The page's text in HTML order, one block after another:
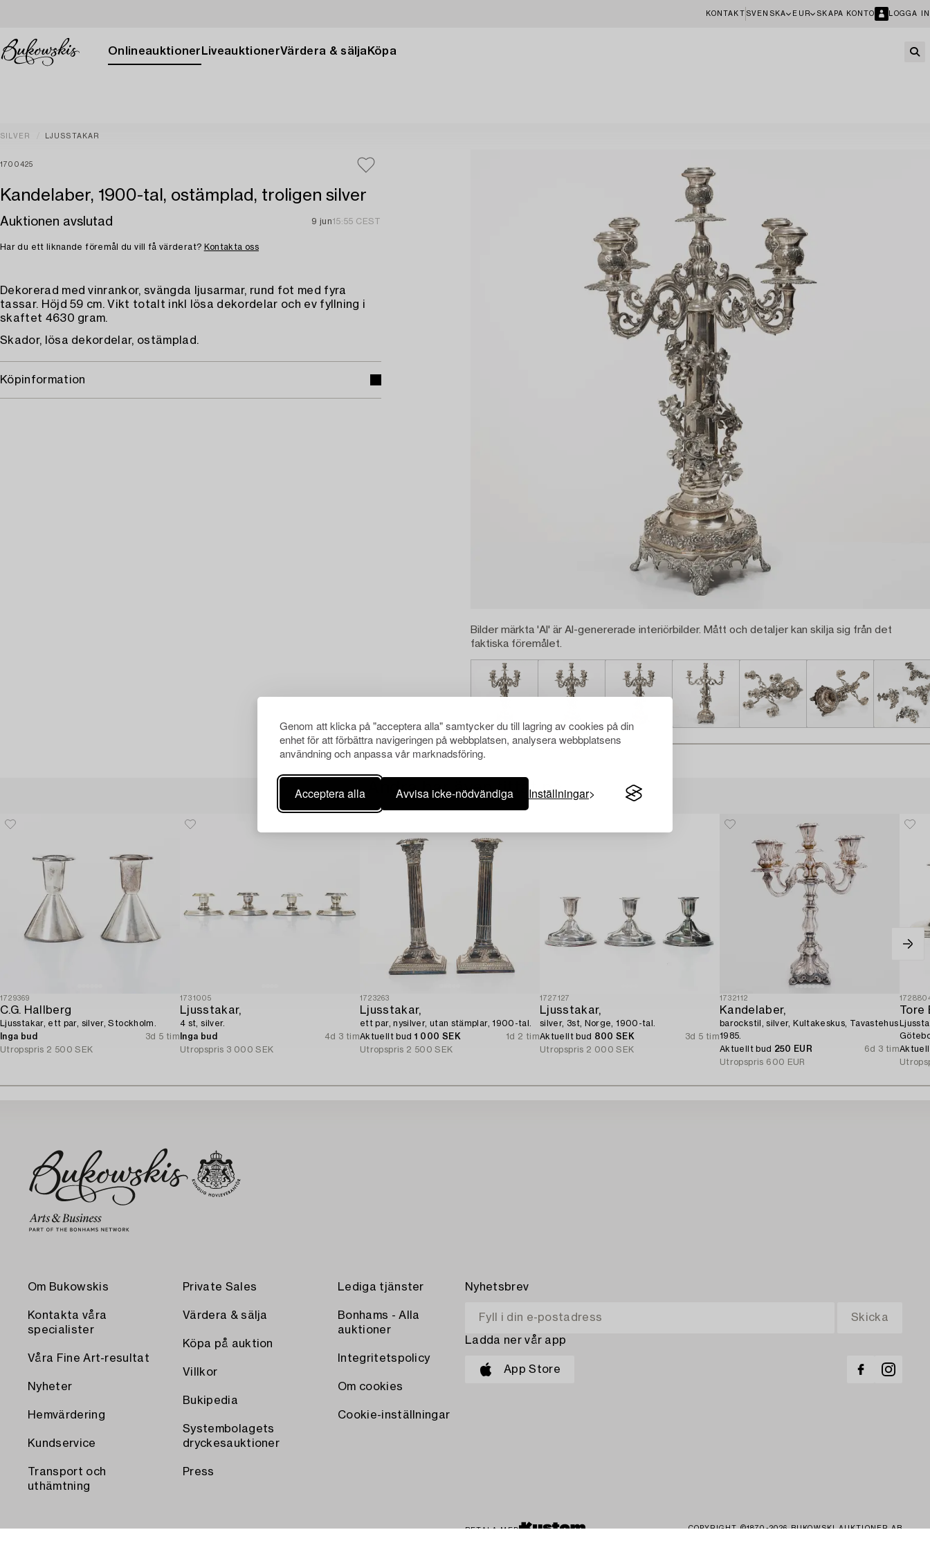
Genom att klicka på "acceptera alla" samtycker du till lagring av cookies på din
enhet för att förbättra navigeringen på webbplatsen, analysera webbplatsens
användning och anpassa vår marknadsföring.
Acceptera alla Avvisa icke-nödvändiga Inställningar
KONTAKT SVENSKA EUR SKAPA KONTO LOGGA IN
Onlineauktioner LiveauktionerVärdera & sälja Köpa
SILVER LJUSSTAKAR
1700425
Kandelaber, 1900-tal, ostämplad, troligen silver
Auktionen avslutad 9 jun15:55 CEST
Har du ett liknande föremål du vill få värderat? Kontakta oss
Dekorerad med vinrankor, svängda ljusarmar, rund fot med fyra
tassar. Höjd 59 cm. Vikt totalt inkl lösa dekordelar och ev fyllning i
skaftet 4630 gram.
Skador, lösa dekordelar, ostämplad.
Köpinformation
Bilder märkta 'AI' är AI-genererade interiörbilder. Mått och detaljer kan skilja sig från det
faktiska föremålet.
Andra har även tittat på
1729369
C.G. Hallberg
Ljusstakar, ett par, silver, Stockholm.
Inga bud
3d 5 tim
Utropspris 2 500 SEK
1731005
Ljusstakar,
4 st, silver.
Inga bud
4d 3 tim
Utropspris 3 000 SEK
1723263
Ljusstakar,
ett par, nysilver, utan stämplar, 1900-tal.
Aktuellt bud 1 000 SEK
1d 2 tim
Utropspris 2 500 SEK
1727127
Ljusstakar,
silver, 3st, Norge, 1900-tal.
Aktuellt bud 800 SEK
3d 5 tim
Utropspris 2 000 SEK
1732112
Kandelaber,
barockstil, silver, Kultakeskus, Tavastehus
1985.
Aktuellt bud 250 EUR
6d 3 tim
Utropspris 600 EUR
Tore
Om Bukowskis
Kontakta våra
specialister
Våra Fine Art-resultat
Nyheter
Hemvärdering
Kundservice
Transport och
uthämtning
Private Sales
Värdera & sälja
Köpa på auktion
Villkor
Bukipedia
Systembolagets
dryckesauktioner
Press
Lediga tjänster
Bonhams - Alla
auktioner
Integritetspolicy
Om cookies
Cookie-inställningar
Nyhetsbrev
Ladda ner vår app
App Store
BETALA MED COPYRIGHT ©1870-2026 BUKOWSKI AUKTIONER AB